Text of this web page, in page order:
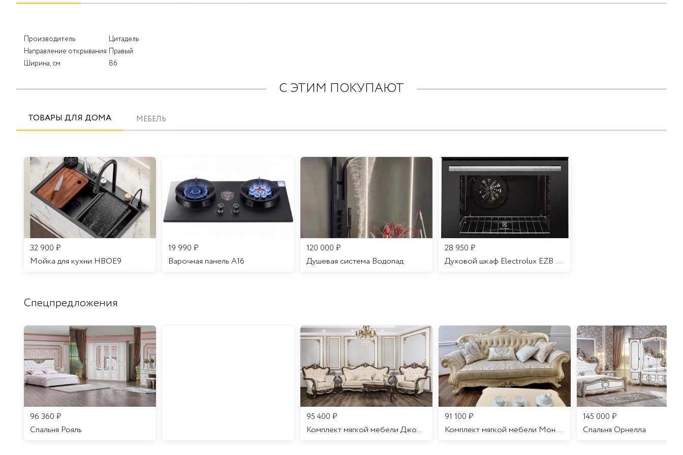
Производитель
Цитадель
Направление открывания Правый
Ширина, см
86
С ЭТИМ ПОКУПАЮТ
ТОВАРЫ ДЛЯ ДОМА МЕБЕЛЬ
32 900 ₽
Мойка для кухни HBOE9
19 990 ₽
Варочная панель A16
120 000 ₽
Душевая система Водопад
28 950 ₽
Духовой шкаф Electrolux EZB 52410 AK
Спецпредложения
96 360 ₽
Спальня Рояль
95 400 ₽
Комплект мягкой мебели Джоконда
91 100 ₽
Комплект мягкой мебели Мона Лиза
145 000 ₽
Cпальня Орнелла